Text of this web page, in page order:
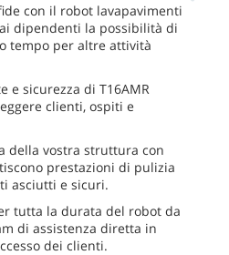
con il robot lavapavimenti
dipendenti la possibilità di
tempo per altre attività
e sicurezza di T16AMR
clienti, ospiti e
della vostra struttura con
prestazioni di pulizia
asciutti e sicuri.
tutta la durata del robot da
di assistenza diretta in
dei clienti.